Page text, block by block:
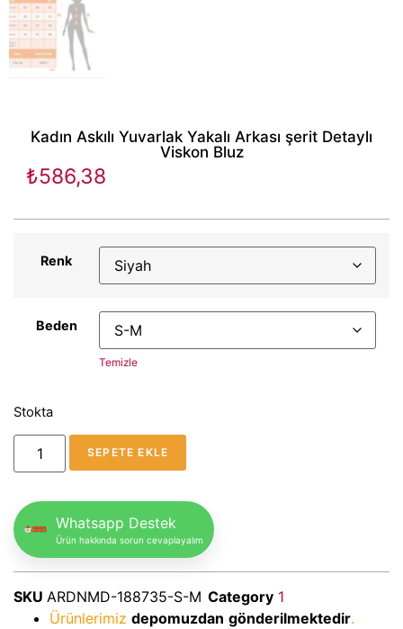
Kadın Askılı Yuvarlak Yakalı Arkası şerit Detaylı
Viskon Bluz
₺586,38
Renk
Beden
Temizle
Stokta
SEPETE EKLE
Whatsapp Destek
Ürün hakkında sorun cevaplayalım
SKU ARDNMD-188735-S-M Category 1
Ürünlerimiz depomuzdan gönderilmektedir.